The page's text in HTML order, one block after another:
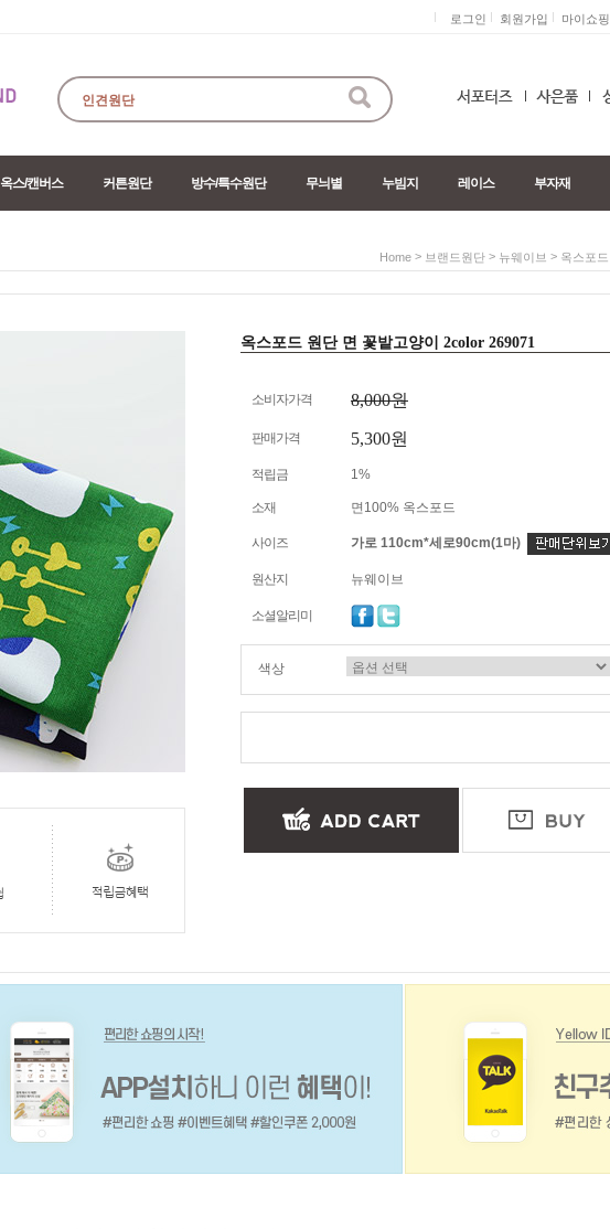
로그인 회원가입 마이쇼핑
옥스/캔버스 커튼원단 방수/특수원단 무늬별 누빔지 레이스 부자재
Home > 브랜드원단 > 뉴웨이브 > 옥스포드
옥스포드 원단 면 꽃밭고양이 2color 269071
소비자가격 8,000원
판매가격 5,300원
적립금 1%
소재 면100% 옥스포드
사이즈 가로 110cm*세로90cm(1마)
원산지 뉴웨이브
소셜알리미
색상